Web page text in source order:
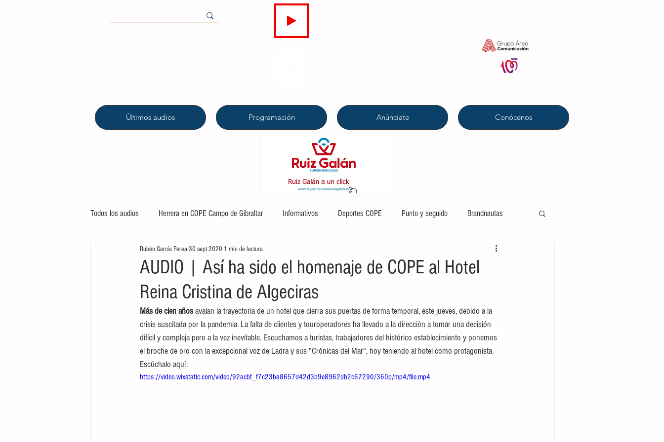
Últimos audios Programación Anúnciate Conócenos
Todos los audios Herrera en COPE Campo de Gibraltar Informativos Deportes COPE Punto y seguido Brandnautas
Te queremos ver Arrancamos motores Crónicas del Mar
AUDIO | Así ha sido el homenaje de COPE al Hotel
Reina Cristina de Algeciras
Rubén García Perea30 sept 2020 1 min de lectura
Más de cien años avalan la trayectoria de un hotel que cierra sus puertas de forma temporal, este jueves, debido a la
crisis suscitada por la pandemia. La falta de clientes y touroperadores ha llevado a la dirección a tomar una decisión
difícil y compleja pero a la vez inevitable. Escuchamos a turistas, trabajadores del histórico establecimiento y ponemos
el broche de oro con la excepcional voz de Ladra y sus "Crónicas del Mar", hoy teniendo al hotel como protagonista.
Escúchalo aquí:
https://video.wixstatic.com/video/92acbf_f7c23ba8657d42d3b9e8962db2c67290/360p/mp4/file.mp4